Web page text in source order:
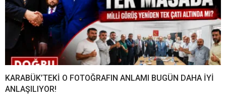
KARABÜK’TEKİ O FOTOĞRAFIN ANLAMI BUGÜN DAHA İYİ
ANLAŞILIYOR!